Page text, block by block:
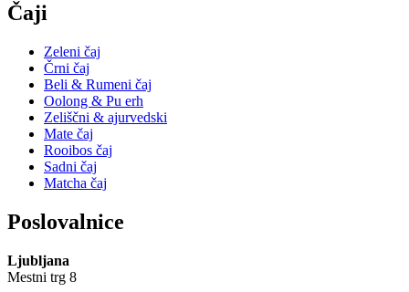
Čaji
Zeleni čaj
Črni čaj
Beli & Rumeni čaj
Oolong & Pu erh
Zeliščni & ajurvedski
Mate čaj
Rooibos čaj
Sadni čaj
Matcha čaj
Poslovalnice
Ljubljana
Mestni trg 8